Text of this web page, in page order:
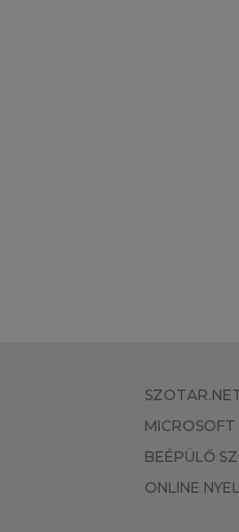
BEÉPÜLŐ
ONLINE